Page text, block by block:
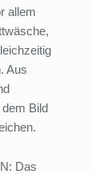
allem
Aus
Bild
Das